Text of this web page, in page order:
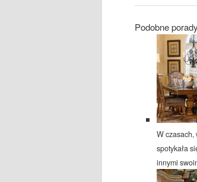
Podobne porady
W czasach,
spotykała
innymi